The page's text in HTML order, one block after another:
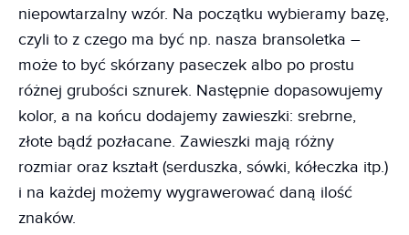
niepowtarzalny wzór. Na początku wybieramy bazę,
czyli to z czego ma być np. nasza bransoletka –
może to być skórzany paseczek albo po prostu
różnej grubości sznurek. Następnie dopasowujemy
kolor, a na końcu dodajemy zawieszki: srebrne,
złote bądź pozłacane. Zawieszki mają różny
rozmiar oraz kształt (serduszka, sówki, kółeczka itp.)
i na każdej możemy wygrawerować daną ilość
znaków.